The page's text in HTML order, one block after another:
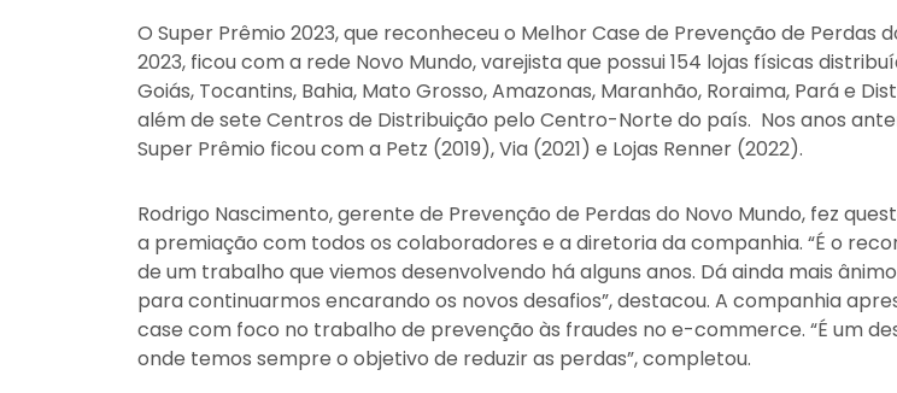
O Super Prêmio 2023, que reconheceu o Melhor Case de Prevenção de Perdas
2023, ficou com a rede Novo Mundo, varejista que possui 154 lojas físicas
Goiás, Tocantins, Bahia, Mato Grosso, Amazonas, Maranhão, Roraima, Pará e
além de sete Centros de Distribuição pelo Centro-Norte do país. Nos anos
Super Prêmio ficou com a Petz (2019), Via (2021) e Lojas Renner (2022).
Rodrigo Nascimento, gerente de Prevenção de Perdas do Novo Mundo, fez
a premiação com todos os colaboradores e a diretoria da companhia. “É o
de um trabalho que viemos desenvolvendo há alguns anos. Dá ainda mais
para continuarmos encarando os novos desafios”, destacou. A companhia
case com foco no trabalho de prevenção às fraudes no e-commerce. “É um
onde temos sempre o objetivo de reduzir as perdas”, completou.